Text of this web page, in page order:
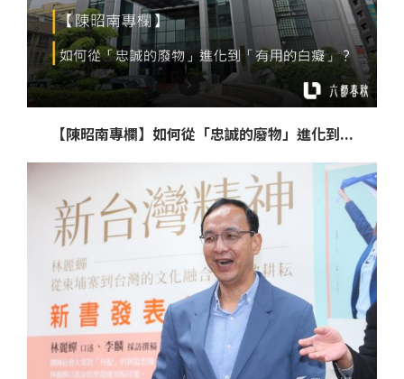
【陳昭南專欄】如何從「忠誠的廢物」進化到...